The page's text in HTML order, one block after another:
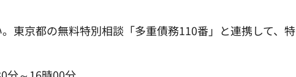
東京都の無料特別相談「多重債務110番」と連携して、特